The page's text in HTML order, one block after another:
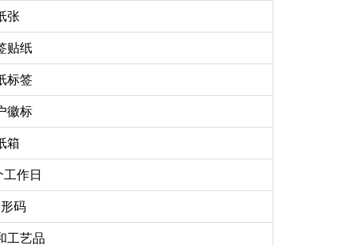
张
贴纸
标签
徽标
箱
工作日
码
工艺品